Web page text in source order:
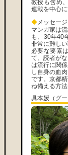
教授も含め
連載を中心に
◆メッセージ
マンガ家は
も、30年40
非常に難し
必要な要素
て、読者が
は流行に関
し自身の血
です。京都
ね備える方
具本媛（グー